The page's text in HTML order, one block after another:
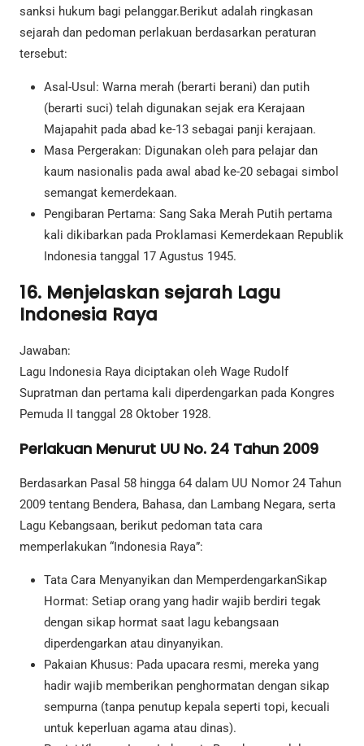
sanksi hukum bagi pelanggar.Berikut adalah ringkasan
sejarah dan pedoman perlakuan berdasarkan peraturan
tersebut:
Asal-Usul: Warna merah (berarti berani) dan putih
(berarti suci) telah digunakan sejak era Kerajaan
Majapahit pada abad ke-13 sebagai panji kerajaan.
Masa Pergerakan: Digunakan oleh para pelajar dan
kaum nasionalis pada awal abad ke-20 sebagai simbol
semangat kemerdekaan.
Pengibaran Pertama: Sang Saka Merah Putih pertama
kali dikibarkan pada Proklamasi Kemerdekaan Republik
Indonesia tanggal 17 Agustus 1945.
16. Menjelaskan sejarah Lagu
Indonesia Raya
Jawaban:
Lagu Indonesia Raya diciptakan oleh Wage Rudolf
Supratman dan pertama kali diperdengarkan pada Kongres
Pemuda II tanggal 28 Oktober 1928.
Perlakuan Menurut UU No. 24 Tahun 2009
Berdasarkan Pasal 58 hingga 64 dalam UU Nomor 24 Tahun
2009 tentang Bendera, Bahasa, dan Lambang Negara, serta
Lagu Kebangsaan, berikut pedoman tata cara
memperlakukan “Indonesia Raya”:
Tata Cara Menyanyikan dan MemperdengarkanSikap
Hormat: Setiap orang yang hadir wajib berdiri tegak
dengan sikap hormat saat lagu kebangsaan
diperdengarkan atau dinyanyikan.
Pakaian Khusus: Pada upacara resmi, mereka yang
hadir wajib memberikan penghormatan dengan sikap
sempurna (tanpa penutup kepala seperti topi, kecuali
untuk keperluan agama atau dinas).